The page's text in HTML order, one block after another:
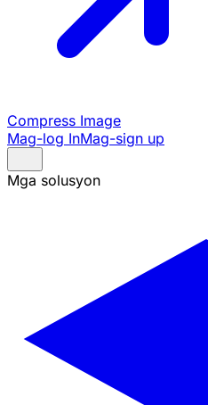
Compress Image
Mag-log InMag-sign up
Mga solusyon